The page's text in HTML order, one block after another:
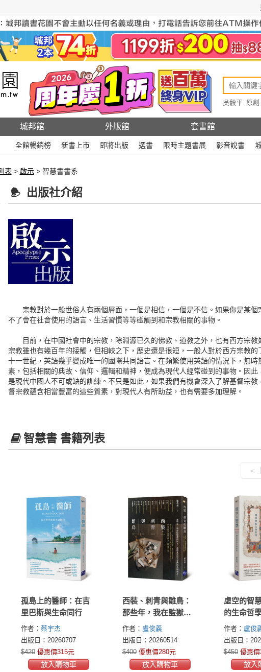
吳毅平 原創
城邦館 外版館 套書館
全館暢銷榜 新書上市 即將出版 選書 限時主題書展 影音說書
表 > 啟示> 智慧書書系
出版社介紹
宗教對於一般世俗人有兩個層面，一個是相信，一個是不信。如果你是某個
不了會在社會使用的語言、生活習慣等等碰觸到和宗教相關的事物。
目前，在中國社會中的宗教，除淵源已久的佛教、道教之外，也有西方宗教
宗教雖也有幾百年的接觸，但相較之下，歷史還是很短，一般人對於西方宗教
十一世紀，英語幾乎變成唯一的國際共同語言。在頻繁使用英語的情況下，無
素，包括相關的典故、信仰、邏輯和精神，便成為現代人經常碰到的事物。因
是現代中國人不可或缺的訓練。不只是如此，如果我們有機會深入了解基督宗
督宗教蘊含相當豐富的這些質素，對現代人有所助益，也有需要多加理解。
智慧書 書籍列表
<
孤島上的醫師：在吉
里巴斯與生命同行
作者： 蔡宇杰
出版日：20260707
$420 優惠價315元
放入購物車
西裝、刺青與雛鳥：
那些年，我在監獄裡
與高官、富商及黑道
大哥們的救贖歲月
作者： 盧俊義
出版日：20260514
$400 優惠價280元
放入購物車
虛空的智
的生命哲
作者： 盧俊
出版日：
$450 優惠
放入